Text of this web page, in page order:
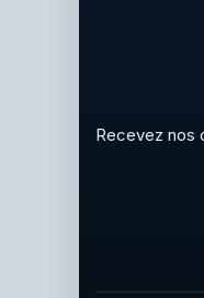
Recevez nos